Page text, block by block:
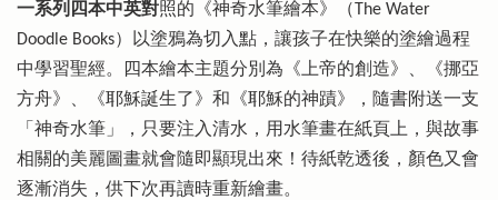
一系列四本中英對照的《神奇水筆繪本》（The Water
Doodle Books）以塗鴉為切入點，讓孩子在快樂的塗繪過程
中學習聖經。四本繪本主題分別為《上帝的創造》、《挪亞
方舟》、《耶穌誕生了》和《耶穌的神蹟》，隨書附送一支
「神奇水筆」，只要注入清水，用水筆畫在紙頁上，與故事
相關的美麗圖畫就會隨即顯現出來！待紙乾透後，顏色又會
逐漸消失，供下次再讀時重新繪畫。